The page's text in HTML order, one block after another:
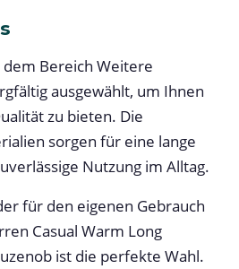
dem Bereich Weitere
ausgewählt, um Ihnen
zu bieten. Die
sorgen für eine lange
Nutzung im Alltag.
für den eigenen Gebrauch
Casual Warm Long
ist die perfekte Wahl.